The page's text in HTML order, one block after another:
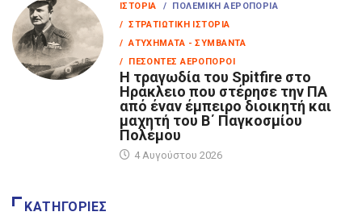
ΙΣΤΟΡΊΑ
/ ΠΟΛΕΜΙΚΉ ΑΕΡΟΠΟΡΊΑ
/ ΣΤΡΑΤΙΩΤΙΚΉ ΙΣΤΟΡΊΑ
/ ΑΤΥΧΉΜΑΤΑ - ΣΥΜΒΆΝΤΑ
/ ΠΕΣΌΝΤΕΣ ΑΕΡΟΠΌΡΟΙ
Η τραγωδία του Spitfire στο
Ηράκλειο που στέρησε την ΠΑ
από έναν έμπειρο διοικητή και
μαχητή του Β΄ Παγκοσμίου
Πολέμου
4 Αυγούστου 2026
ΚΑΤΗΓΟΡΊΕΣ